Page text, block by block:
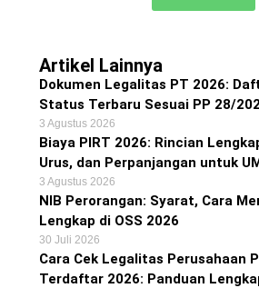
Artikel Lainnya
Dokumen Legalitas PT 2026:
Status Terbaru Sesuai PP 28/
3 Agustus 2026
Biaya PIRT 2026: Rincian
Urus, dan Perpanjangan untuk
3 Agustus 2026
NIB Perorangan: Syarat, Cara
Lengkap di OSS 2026
30 Juli 2026
Cara Cek Legalitas Perusahaan
Terdaftar 2026: Panduan